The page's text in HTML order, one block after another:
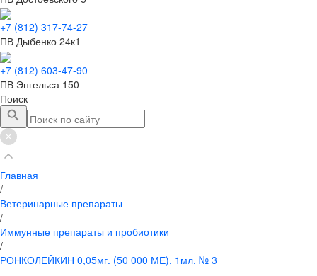
+7 (812) 317-74-27
ПВ Дыбенко 24к1
+7 (812) 603-47-90
ПВ Энгельса 150
Поиск
Главная
/
Ветеринарные препараты
/
Иммунные препараты и пробиотики
/
РОНКОЛЕЙКИН 0,05мг. (50 000 МЕ), 1мл. № 3